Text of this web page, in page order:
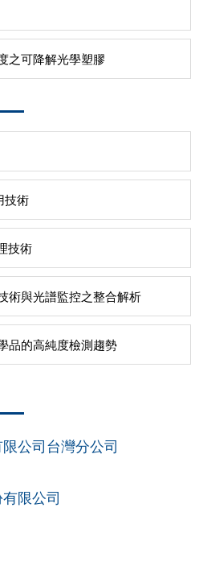
之可降解光學塑膠
技術
技術
術與光譜監控之整合解析
品的高純度檢測趨勢
公司台灣分公司
限公司